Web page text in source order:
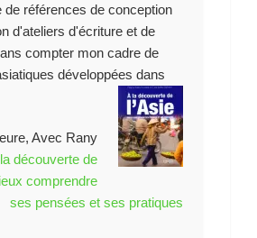
de références de conception
d'ateliers d'écriture et de
compter mon cadre de
développées dans
Avec Rany
découverte de
comprendre
ses pensées et ses pratiques